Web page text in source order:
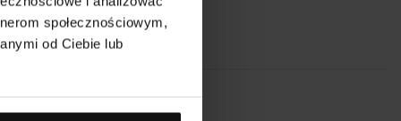
społecznościowym,
od Ciebie lub74 cm